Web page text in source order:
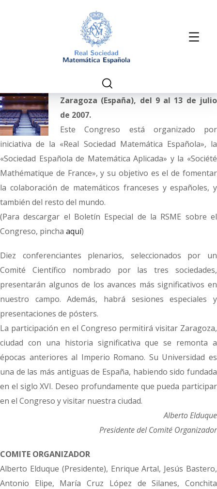
Zaragoza (España), del 9 al 13 de julio
de 2007.
Este Congreso está organizado por
iniciativa de la «Real Sociedad Matemática Española», la
«Sociedad Española de Matemática Aplicada» y la «Société
Mathématique de France», y su objetivo es el de fomentar
la colaboración de matemáticos franceses y españoles, y
también del resto del mundo.
(Para descargar el Boletín Especial de la RSME sobre el
Congreso, pincha aquí)
Diez conferenciantes plenarios, seleccionados por un
Comité Científico nombrado por las tres sociedades,
presentarán algunos de los avances más significativos en
nuestro campo. Además, habrá sesiones especiales y
presentaciones de pósters.
La participación en el Congreso permitirá visitar Zaragoza,
ciudad con una historia significativa que se remonta a
épocas anteriores al Imperio Romano. Su Universidad es
una de las más antiguas de España, habiendo sido fundada
en el siglo XVI. Deseo profundamente que pueda participar
en el Congreso y visitar nuestra ciudad.
Alberto Elduque
Presidente del Comité Organizador
COMITE ORGANIZADOR
Alberto Elduque (Presidente), Enrique Artal, Jesús Bastero,
Antonio Elipe, María Cruz López de Silanes, Conchita